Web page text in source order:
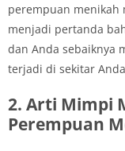
perempuan menikah
menjadi pertanda
dan Anda sebaiknya
terjadi di sekitar
2. Arti Mimpi
Perempuan